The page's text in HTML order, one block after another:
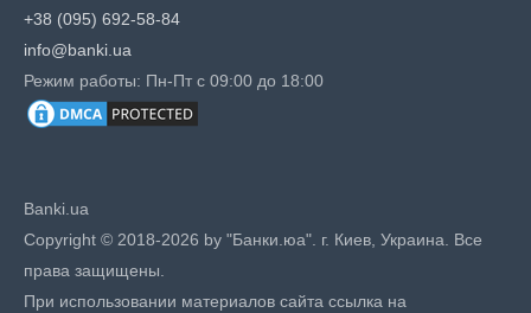
+38 (095) 692-58-84
info@banki.ua
Режим работы: Пн-Пт с 09:00 до 18:00
Banki.ua
Copyright © 2018-2026 by "Банки.юа". г. Киев, Украина. Все
права защищены.
При использовании материалов сайта ссылка на